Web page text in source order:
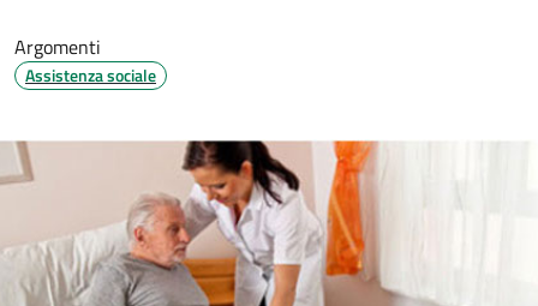
Argomenti
Assistenza sociale